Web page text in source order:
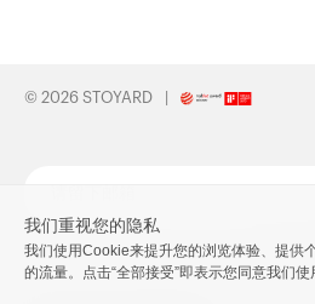
© 2026 STOYARD
接受
我们重视您的隐私
我们使用Cookie来提升您的浏览体验、提供
的流量。点击“全部接受”即表示您同意我们使